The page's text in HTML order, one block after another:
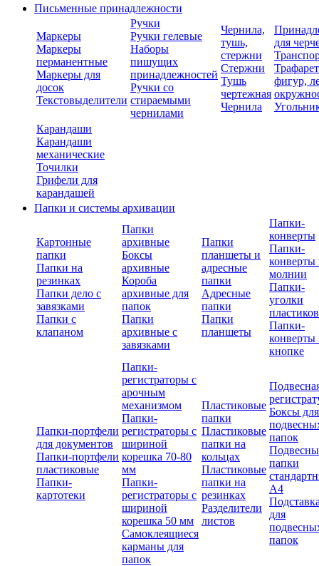
Письменные принадлежности
Маркеры
Маркеры
перманентные
Маркеры для
досок
Текстовыделители
Ручки
Ручки гелевые
Наборы
пишущих
принадлежностей
Ручки со
стираемыми
чернилами
Чернила,
тушь,
стержни
Стержни
Тушь
чертежная
Чернила
для
фигур,
Карандаши
Карандаши
механические
Точилки
Грифели для
карандашей
Папки и системы архивации
Картонные
папки
Папки на
резинках
Папки дело с
завязками
Папки с
клапаном
Папки
архивные
Боксы
архивные
Короба
архивные для
папок
Папки
архивные с
завязками
Папки
планшеты и
адресные
папки
Адресные
папки
Папки
планшеты
Папки-
конверты
Папки-
конверты
молнии
Папки-
уголки
Папки-
конверты
кнопке
Папки-портфели
для документов
Папки-портфели
пластиковые
Папки-
картотеки
Папки-
регистраторы с
арочным
механизмом
Папки-
регистраторы с
шириной
корешка 70-80
мм
Папки-
регистраторы с
шириной
корешка 50 мм
Самоклеящиеся
карманы для
папок
Пластиковые
папки
Пластиковые
папки на
кольцах
Пластиковые
папки на
резинках
Разделители
листов
Боксы для
папок
папки
А4
для
папок